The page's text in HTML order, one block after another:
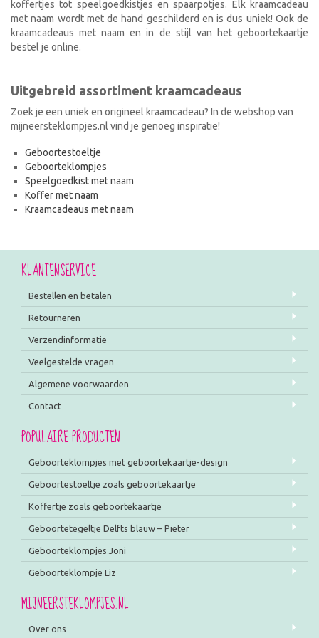
koffertjes tot speelgoedkistjes en spaarpotjes. Elk kraamcadeau
met naam wordt met de hand geschilderd en is dus uniek! Ook de
kraamcadeaus met naam en in de stijl van het geboortekaartje
bestel je online.
Uitgebreid assortiment kraamcadeaus
Zoek je een uniek en origineel kraamcadeau? In de webshop van
mijneersteklompjes.nl vind je genoeg inspiratie!
Geboortestoeltje
Geboorteklompjes
Speelgoedkist met naam
Koffer met naam
Kraamcadeaus met naam
KLANTENSERVICE
Bestellen en betalen
Retourneren
Verzendinformatie
Veelgestelde vragen
Algemene voorwaarden
Contact
POPULAIRE PRODUCTEN
Geboorteklompjes met geboortekaartje-design
Geboortestoeltje zoals geboortekaartje
Koffertje zoals geboortekaartje
Geboortetegeltje Delfts blauw – Pieter
Geboorteklompjes Joni
Geboorteklompje Liz
MIJNEERSTEKLOMPJES.NL
Over ons